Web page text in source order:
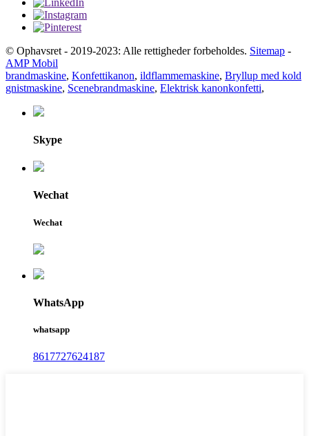
© Ophavsret - 2019-2023: Alle rettigheder forbeholdes. Sitemap -
AMP Mobil
brandmaskine, Konfettikanon, ildflammemaskine, Bryllup med kold
gnistmaskine, Scenebrandmaskine, Elektrisk kanonkonfetti,
Skype
Wechat
Wechat
WhatsApp
whatsapp
8617727624187